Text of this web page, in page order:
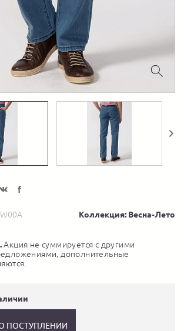
Коллекция: Весна-Лето
Акция не суммируется с другими
дополнительные
ПОСТУПЛЕНИИ